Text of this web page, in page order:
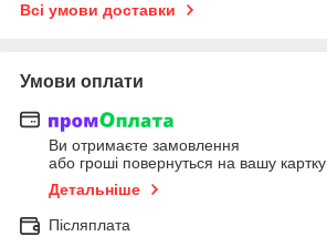
Всі умови доставки
Умови оплати
Ви отримаєте замовлення
або гроші повернуться на вашу картку
Детальніше
Післяплата